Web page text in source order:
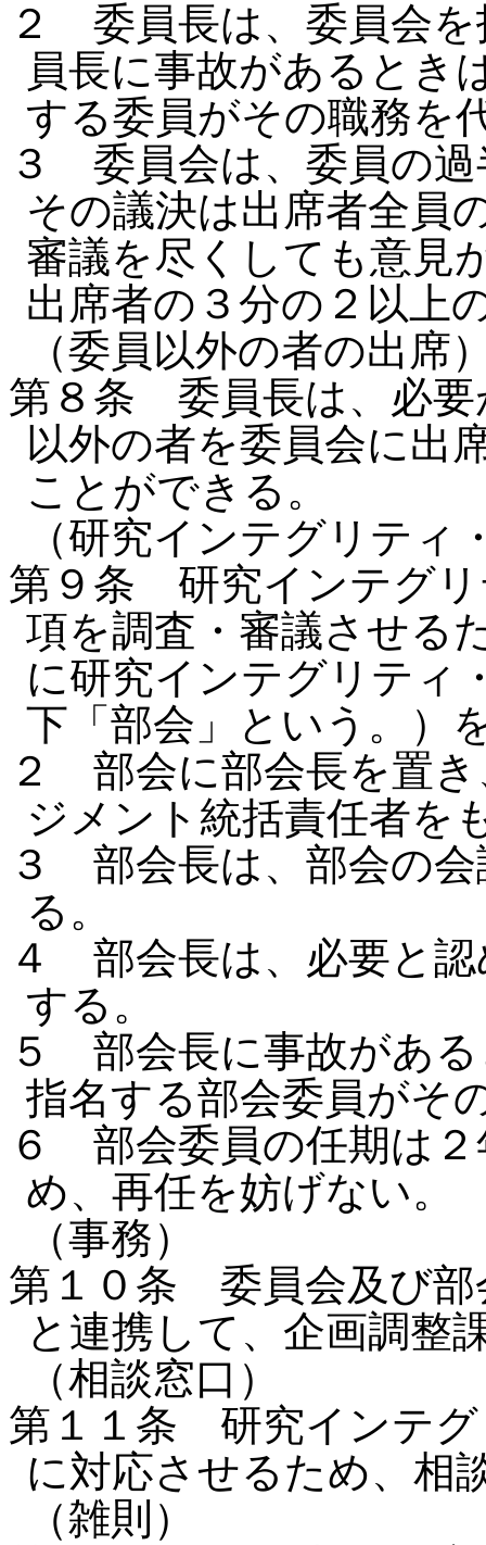
２ 委員長は、委員会
員長に事故があるとき
する委員がその職務を
３ 委員会は、委員の過
その議決は出席者全員
審議を尽くしても意見
出席者の３分の２以上
（委員以外の者の出席
第８条 委員長は、必要
以外の者を委員会に出
ことができる。
（研究インテグリテ
第９条 研究インテグリ
項を調査・審議させる
に研究インテグリティ
下「部会」という。）
２ 部会に部会長を置
ジメント統括責任者を
３ 部会長は、部会の
る。
４ 部会長は、必要と認
する。
５ 部会長に事故があ
指名する部会委員がそ
６ 部会委員の任期は２
め、再任を妨げない。
（事務）
第１０条 委員会及び部
と連携して、企画調整
（相談窓口）
第１１条 研究インテグ
に対応させるため、相
（雑則）